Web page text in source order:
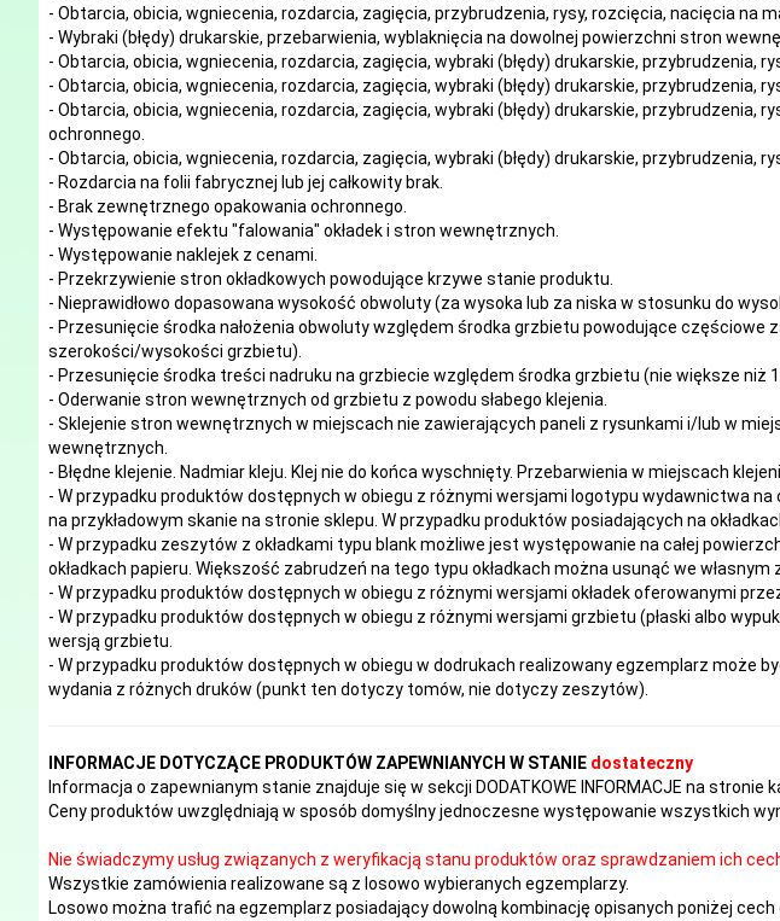
- Obtarcia, obicia, wgniecenia, rozdarcia, zagięcia, przybrudzenia, rysy, rozcięcia, nacięcia na
- Wybraki (błędy) drukarskie, przebarwienia, wyblaknięcia na dowolnej powierzchni stron
- Obtarcia, obicia, wgniecenia, rozdarcia, zagięcia, wybraki (błędy) drukarskie, przybrudzenia,
- Obtarcia, obicia, wgniecenia, rozdarcia, zagięcia, wybraki (błędy) drukarskie, przybrudzenia,
- Obtarcia, obicia, wgniecenia, rozdarcia, zagięcia, wybraki (błędy) drukarskie, przybrudzenia,
ochronnego.
- Obtarcia, obicia, wgniecenia, rozdarcia, zagięcia, wybraki (błędy) drukarskie, przybrudzenia,
- Rozdarcia na folii fabrycznej lub jej całkowity brak.
- Brak zewnętrznego opakowania ochronnego.
- Występowanie efektu "falowania" okładek i stron wewnętrznych.
- Występowanie naklejek z cenami.
- Przekrzywienie stron okładkowych powodujące krzywe stanie produktu.
- Nieprawidłowo dopasowana wysokość obwoluty (za wysoka lub za niska w stosunku do
- Przesunięcie środka nałożenia obwoluty względem środka grzbietu powodujące częściowe
szerokości/wysokości grzbietu).
- Przesunięcie środka treści nadruku na grzbiecie względem środka grzbietu (nie większe niż
- Oderwanie stron wewnętrznych od grzbietu z powodu słabego klejenia.
- Sklejenie stron wewnętrznych w miejscach nie zawierających paneli z rysunkami i/lub w
wewnętrznych.
- Błędne klejenie. Nadmiar kleju. Klej nie do końca wyschnięty. Przebarwienia w miejscach
- W przypadku produktów dostępnych w obiegu z różnymi wersjami logotypu wydawnictwa
na przykładowym skanie na stronie sklepu. W przypadku produktów posiadających na
- W przypadku zeszytów z okładkami typu blank możliwe jest występowanie na całej
okładkach papieru. Większość zabrudzeń na tego typu okładkach można usunąć we własnym
- W przypadku produktów dostępnych w obiegu z różnymi wersjami okładek oferowanymi
- W przypadku produktów dostępnych w obiegu z różnymi wersjami grzbietu (płaski albo
wersją grzbietu.
- W przypadku produktów dostępnych w obiegu w dodrukach realizowany egzemplarz może
wydania z różnych druków (punkt ten dotyczy tomów, nie dotyczy zeszytów).
INFORMACJE DOTYCZĄCE PRODUKTÓW ZAPEWNIANYCH W STANIE dostateczny
Informacja o zapewnianym stanie znajduje się w sekcji DODATKOWE INFORMACJE na stronie
Ceny produktów uwzględniają w sposób domyślny jednoczesne występowanie wszystkich
Nie świadczymy usług związanych z weryfikacją stanu produktów oraz sprawdzaniem ich
Wszystkie zamówienia realizowane są z losowo wybieranych egzemplarzy.
Losowo można trafić na egzemplarz posiadający dowolną kombinację opisanych poniżej cech